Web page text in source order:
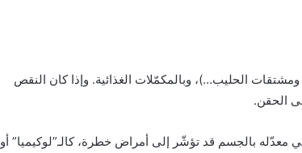
والبيض والسمك ومشتقات الحليب…)، وبالمكمّلات الغذائية. وإذا كان النقص
الحقن.
بي12، هناك حالات زيادة في معدّله بالجسم قد تؤشّر إلى أمراض خطرة، كالـ”لوكيميا” أو